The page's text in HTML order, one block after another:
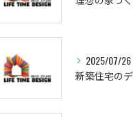
2025/07/26